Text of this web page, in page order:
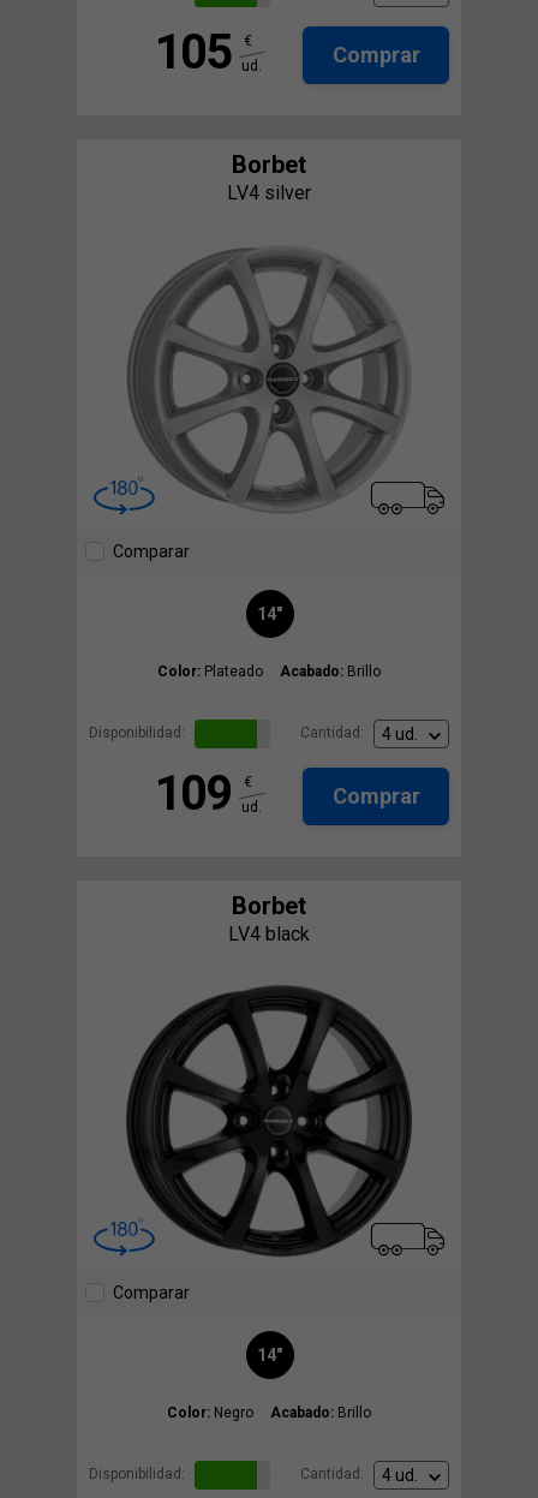
105
€
ud.
Comprar
Borbet
LV4 silver
Comparar
14"
Color: Plateado Acabado: Brillo
Disponibilidad: Cantidad:
109
€
ud.
Comprar
Borbet
LV4 black
Comparar
14"
Color: Negro Acabado: Brillo
Disponibilidad: Cantidad: